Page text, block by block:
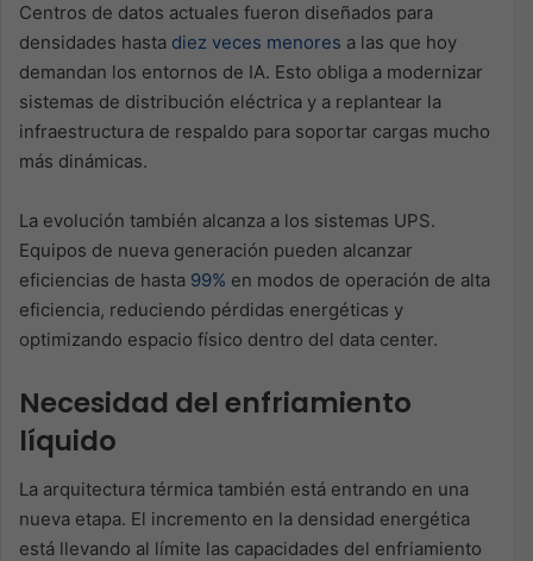
Centros de datos actuales fueron diseñados para
densidades hasta diez veces menores a las que hoy
demandan los entornos de IA. Esto obliga a modernizar
sistemas de distribución eléctrica y a replantear la
infraestructura de respaldo para soportar cargas mucho
más dinámicas.
La evolución también alcanza a los sistemas UPS.
Equipos de nueva generación pueden alcanzar
eficiencias de hasta 99% en modos de operación de alta
eficiencia, reduciendo pérdidas energéticas y
optimizando espacio físico dentro del data center.
Necesidad del enfriamiento
líquido
La arquitectura térmica también está entrando en una
nueva etapa. El incremento en la densidad energética
está llevando al límite las capacidades del enfriamiento